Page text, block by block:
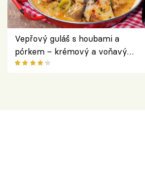
Vepřový guláš s houbami a
pórkem – krémový a voňavý
pokrm z jednoho hrnce